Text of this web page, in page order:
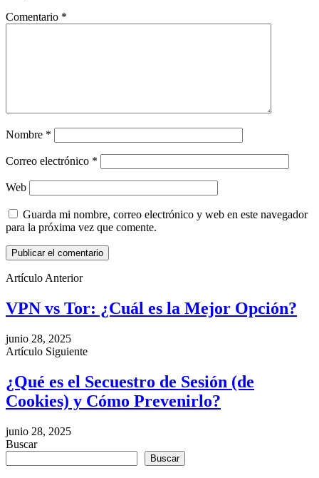
Comentario *
Nombre *
Correo electrónico *
Web
Guarda mi nombre, correo electrónico y web en este navegador
para la próxima vez que comente.
Artículo Anterior
VPN vs Tor: ¿Cuál es la Mejor Opción?
junio 28, 2025
Artículo Siguiente
¿Qué es el Secuestro de Sesión (de
Cookies) y Cómo Prevenirlo?
junio 28, 2025
Buscar
Buscar